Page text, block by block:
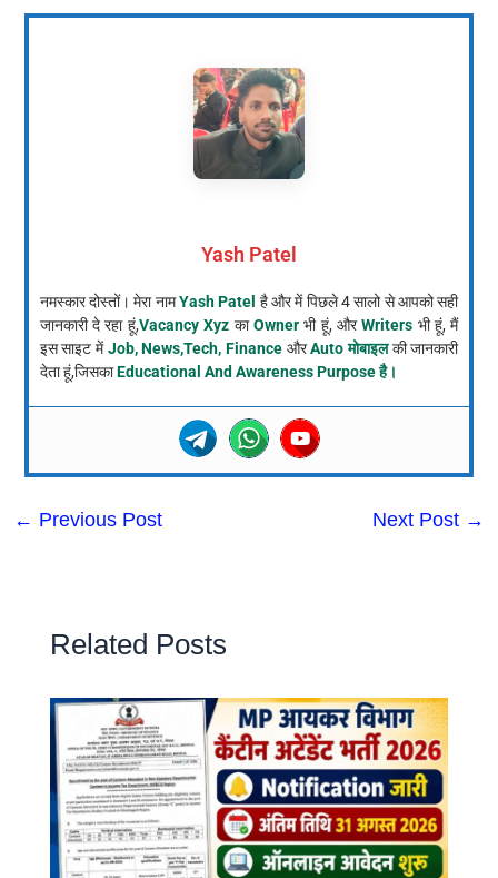
Yash Patel
नमस्कार दोस्तों। मेरा नामYash Patel है और में पिछले 4 सालो से आपको सही
जानकारी दे रहा हूं,Vacancy Xyz काOwnerभी हूं, औरWriters भी हूं, मैं
इस साइट मेंJob, News,Tech, Finance औरAuto मोबाइलकी जानकारी
देता हूं,जिसकाEducational And Awareness Purpose है।
← Previous Post Next Post →
Related Posts